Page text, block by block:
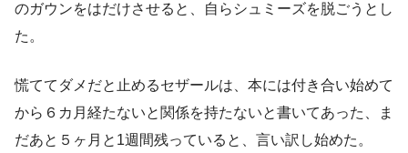
のガウンをはだけさせると、自らシュミーズを脱ごうとし
た。
慌ててダメだと止めるセザールは、本には付き合い始めて
から６カ月経たないと関係を持たないと書いてあった、ま
だあと５ヶ月と1週間残っていると、言い訳し始めた。